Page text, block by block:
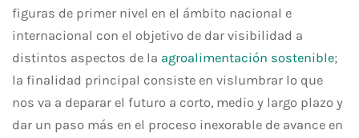
figuras de primer nivel en el ámbito nacional e
internacional con el objetivo de dar visibilidad a
distintos aspectos de la agroalimentación sostenible;
la finalidad principal consiste en vislumbrar lo que
nos va a deparar el futuro a corto, medio y largo plazo y
dar un paso más en el proceso inexorable de avance en